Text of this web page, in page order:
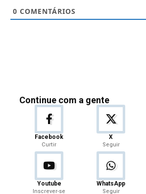
0 COMENTÁRIOS
Continue com a gente
Facebook
Curtir
X
Seguir
Youtube
Inscrever-se
WhatsApp
Seguir